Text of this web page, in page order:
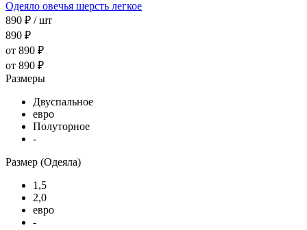
Одеяло овечья шерсть легкое
890 ₽ / шт
890 ₽
от 890 ₽
от 890 ₽
Размеры
Двуспальное
евро
Полуторное
-
Размер (Одеяла)
1,5
2,0
евро
-